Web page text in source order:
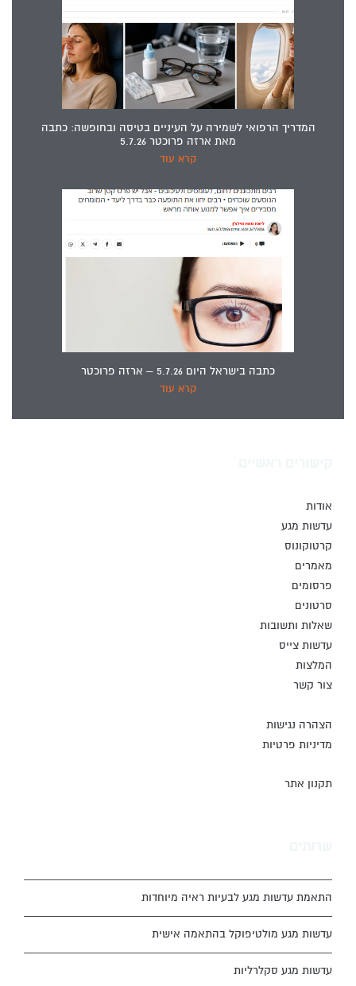
המדריך הרפואי לשמירה על העיניים בטיסה ובחופשה: כתבה
מאת ארזה פרוכטר 5.7.26
קרא עוד
כתבה בישראל היום 5.7.26 – ארזה פרוכטר
קרא עוד
אודות
עדשות מגע
קרטוקונוס
מאמרים
פרסומים
סרטונים
שאלות ותשובות
עדשות צייס
המלצות
צור קשר
הצהרה נגישות
מדיניות פרטיות
תקנון אתר
התאמת עדשות מגע לבעיות ראיה מיוחדות
עדשות מגע מולטיפוקל בהתאמה אישית
עדשות מגע סקלרליות